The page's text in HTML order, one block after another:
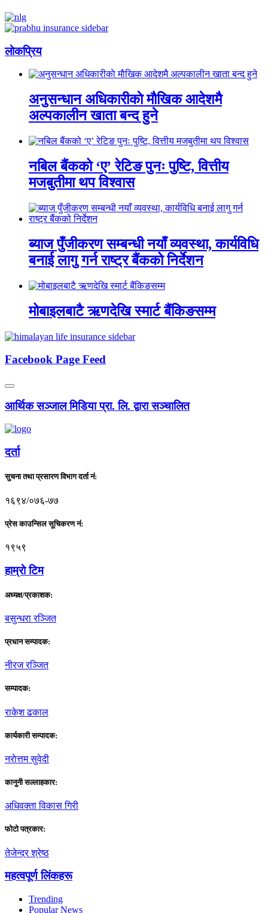
लाेकप्रिय
अनुसन्धान अधिकारीकाे माैखिक आदेशमै
अल्पकालीन खाता बन्द हुने
नबिल बैंकको ‘ए’ रेटिङ पुनः पुष्टि, वित्तीय
मजबुतीमा थप विश्वास
ब्याज पुँजीकरण सम्बन्धी नयाँ व्यवस्था, कार्यविधि
बनाई लागु गर्न राष्ट्र बैंकको निर्देशन
मोबाइलबाटै ऋणदेखि स्मार्ट बैंकिङसम्म
Facebook Page Feed
आर्थिक सञ्जाल मिडिया प्रा. लि. द्वारा सञ्चालित
दर्ता
सुचना तथा प्रसारण विभाग दर्ता नं:
१६९४/०७६-७७
प्रेस काउन्सिल सूचिकरण नं:
१९५९
हाम्राे टिम
अध्यक्ष/प्रकाशक:
बसुन्धरा रञ्जित
प्रधान सम्पादक:
नीरज रञ्जित
सम्पादक:
राकेश ढकाल
कार्यकारी सम्पादक:
नराेत्तम सुवेदी
कानुनी सल्लाहकार:
अधिवक्ता विकास गिरी
फाेटाे पत्रकार:
तेजेन्द्र श्रेष्ठ
महत्वपूर्ण लिंकहरू
Trending
Popular News